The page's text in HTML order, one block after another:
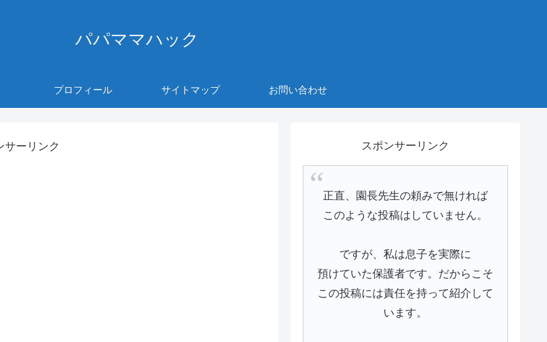
パパママハック
プロフィール サイトマップ お問い合わせ
サーリンク スポンサーリンク
正直、園長先生の頼みで無ければ
このような投稿はしていません。
ですが、私は息子を実際に
預けていた保護者です。だからこそ
この投稿には責任を持って紹介して
います。